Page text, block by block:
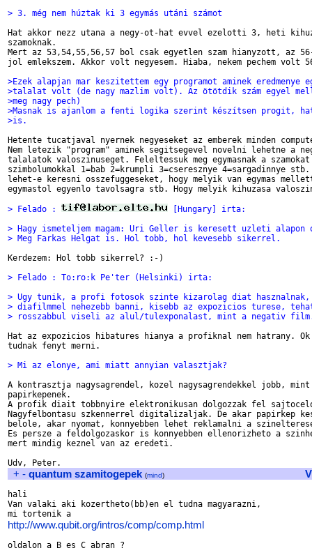
> 3. még nem húztak ki 3 egymás utáni számot
Hat akkor nezz utana a negy-ot-hat evvel ezelotti 3, heti
szamoknak.
Mert az 53,54,55,56,57 bol csak egyetlen szam hianyzott, az
jol emlekszem. Akkor volt negyesem. Hiaba, nekem pechem
>Ezek alapjan mar keszitettem egy programot aminek eredmenye
>talalat volt (de nagy mazlim volt). Az ötötdik szám egyel
>meg nagy pech)
>Masnak is ajanlom a fenti logika szerint készítsen progit,
>is.
Hetente tucatjaval nyernek negyeseket az emberek minden
Nem letezik "program" aminek segitsegevel novelni lehetne a
talalatok valoszinuseget. Feleltessuk meg egymasnak a szamokat
szimbolumokkal 1=bab 2=krumpli 3=cseresznye 4=sargadinnye
lehet-e keresni osszefuggeseket, hogy melyik van egymas
egymastol egyenlo tavolsagra stb. Hogy melyik kihuzasa
> Felado :
[Hungary] irta:
> Hagy ismeteljem magam: Uri Geller is keresett uzleti
> Meg Farkas Helgat is. Hol tobb, hol kevesebb sikerrel.
Kerdezem: Hol tobb sikerrel? :-)
> Felado : To:ro:k Pe'ter (Helsinki) irta:
> Ugy tunik, a profi fotosok szinte kizarolag diat
> diafilmmel nehezebb banni, kisebb az expozicios turese,
> rosszabbul viseli az alul/tulexponalast, mint a negativ
Hat az expozicios hibatures hianya a profiknal nem hatrany.
tudnak fenyt merni.
> Mi az elonye, ami miatt annyian valasztjak?
A kontrasztja nagysagrendel, kozel nagysagrendekkel jobb,
papirkepenek.
A profik diait tobbnyire elektronikusan dolgozzak fel
Nagyfelbontasu szkennerrel digitalizaljak. De akar papirkep
belole, akar nyomat, konnyebben lehet reklamalni a
Es persze a feldolgozaskor is konnyebben ellenorizheto a
mert mindig keznel van az eredeti.
+ - quantum szamitogepek (mind)
hali
Van valaki aki kozertheto(bb)en el tudna magyarazni,
http://www.qubit.org/intros/comp/comp.html
oldalon a B es C abran ?